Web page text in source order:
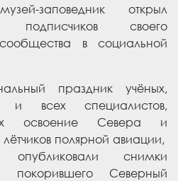
заповедник открыл
своего
в социальной
праздник учёных,
и всех специалистов,
освоение Севера и
лётчиков полярной авиации,
снимки
покорившего Северный